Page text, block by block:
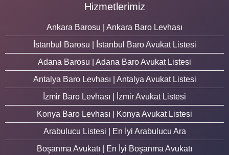
Hizmetlerimiz
Ankara Barosu | Ankara Baro Levhası
İstanbul Barosu | İstanbul Baro Avukat Listesi
Adana Barosu | Adana Baro Avukat Listesi
Antalya Baro Levhası | Antalya Avukat Listesi
İzmir Baro Levhası | İzmir Avukat Listesi
Konya Baro Levhası | Konya Avukat Listesi
Arabulucu Listesi | En İyi Arabulucu Ara
Boşanma Avukatı | En İyi Boşanma Avukatı